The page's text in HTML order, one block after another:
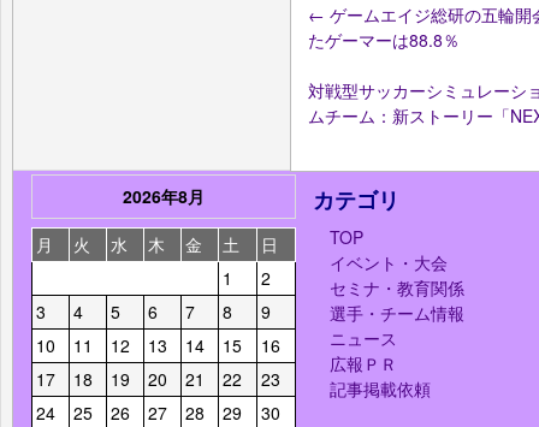
← ゲームエイジ総研の五輪
たゲーマーは88.8％
対戦型サッカーシミュレーシ
ムチーム：新ストーリー「
2026年8月
月
火 水 木 金 土
日
1
2
3
4 5 6 7 8
9
10
11 12 13 14 15
16
17
18 19 20 21 22
23
24
25 26 27 28 29
30
カテゴリ
TOP
イベント・大会
セミナ・教育関係
選手・チーム情報
ニュース
広報ＰＲ
記事掲載依頼